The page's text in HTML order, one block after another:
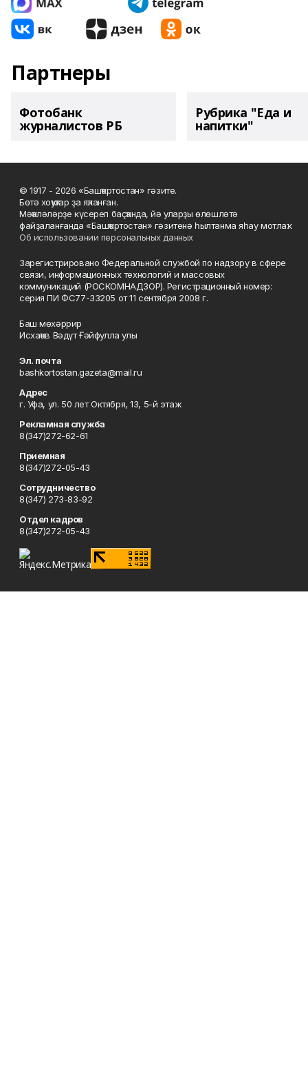
Партнеры
Фотобанк
журналистов РБ
Рубрика "Еда и
напитки"
© 1917 - 2026 «Башҡортостан» гәзите.
Бөтә хоҡуҡтар ҙа яҡланған.
Мәҡәләләрҙе күсереп баҫҡанда, йә уларҙы өлөшләтә
файҙаланғанда «Башҡортостан» гәзитенә һылтанма яһау мотлаҡ.
Об использовании персональных данных
Зарегистрировано Федеральной службой по надзору в сфере
связи, информационных технологий и массовых
коммуникаций (РОСКОМНАДЗОР). Регистрационный номер:
серия ПИ ФС77-33205 от 11 сентября 2008 г.
Баш мөхәррир
Исхаҡов Вәдүт Ғәйфулла улы
Эл. почта
bashkortostan.gazeta@mail.ru
Адрес
г. Уфа, ул. 50 лет Октября, 13, 5-й этаж
Рекламная служба
8(347)272-62-61
Приемная
8(347)272-05-43
Сотрудничество
8(347) 273-83-92
Отдел кадров
8(347)272-05-43